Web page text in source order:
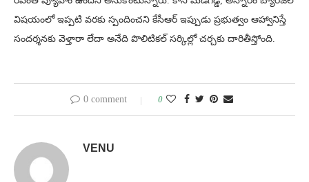
విషయంలో ఇప్పటి వరకు స్పందించని కేసీఆర్ ఇప్పుడు ప్రభుత్వం ఆహ్వానిస్తే
సందర్శనకు వెళ్తారా లేదా అనేది పొలిటికల్ సర్కిల్లో చర్చకు దారితీస్తోంది.
0 comment 0
VENU